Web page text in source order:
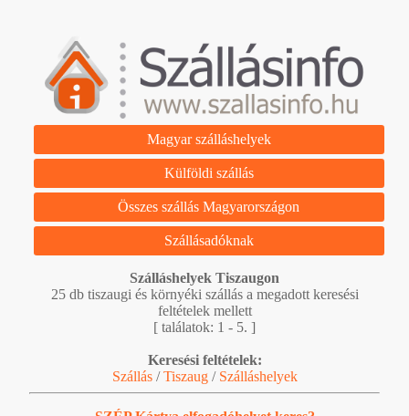
Magyar szálláshelyek
Külföldi szállás
Összes szállás Magyarországon
Szállásadóknak
Szálláshelyek Tiszaugon
25 db tiszaugi és környéki szállás a megadott keresési
feltételek mellett
[ találatok: 1 - 5. ]
Keresési feltételek:
Szállás/Tiszaug/ Szálláshelyek